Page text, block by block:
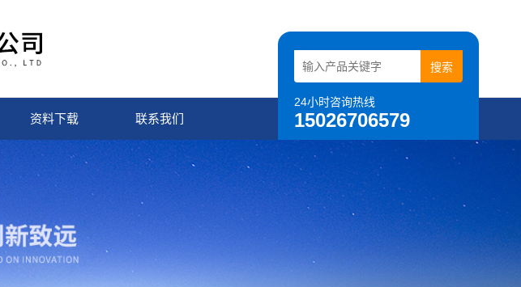
24小时咨询热线
15026706579
资料下载 联系我们